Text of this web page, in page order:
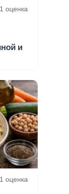
оценка
и
оценка